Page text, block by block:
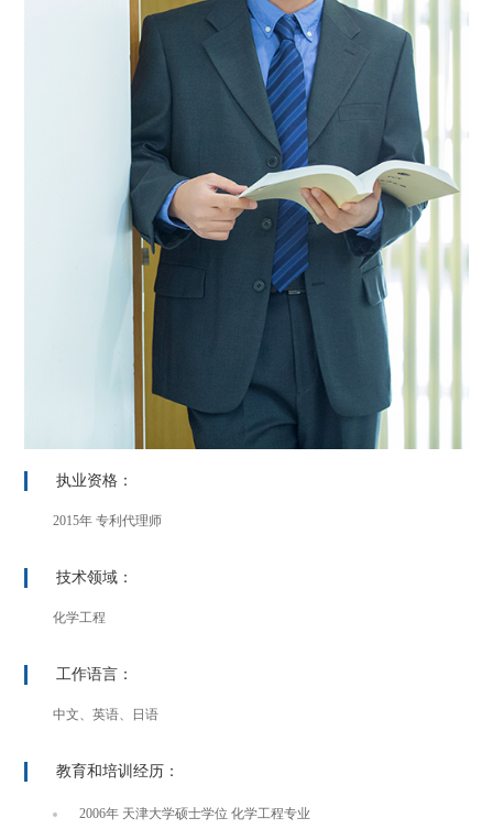
执业资格：
2015年 专利代理师
技术领域：
化学工程
工作语言：
中文、英语、日语
教育和培训经历：
2006年 天津大学硕士学位 化学工程专业